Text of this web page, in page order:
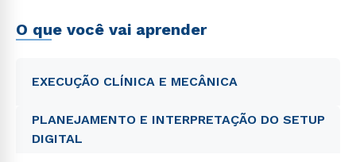
O que você vai aprender
EXECUÇÃO CLÍNICA E MECÂNICA
PLANEJAMENTO E INTERPRETAÇÃO DO SETUP
DIGITAL